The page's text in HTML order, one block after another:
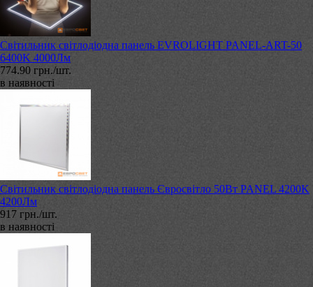
Світильник світлодіодна панель EVROLIGHT PANEL-ART-50
6400K 4000Лм
774.90 грн./шт.
в наявності
Світильник світлодіодна панель Євросвітло 50Вт PANEL 4200K
4200Лм
917 грн./шт.
в наявності